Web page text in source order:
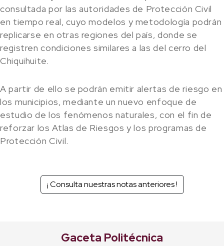
consultada por las autoridades de Protección Civil
en tiempo real, cuyo modelos y metodología podrán
replicarse en otras regiones del país, donde se
registren condiciones similares a las del cerro del
Chiquihuite.
A partir de ello se podrán emitir alertas de riesgo en
los municipios, mediante un nuevo enfoque de
estudio de los fenómenos naturales, con el fin de
reforzar los Atlas de Riesgos y los programas de
Protección Civil.
¡ Consulta nuestras notas anteriores !
Gaceta Politécnica